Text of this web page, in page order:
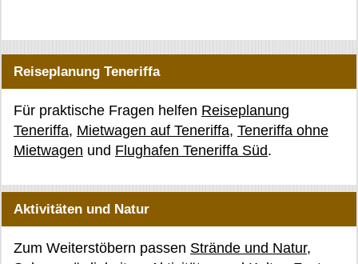
Reiseplanung Teneriffa
Für praktische Fragen helfen Reiseplanung
Teneriffa, Mietwagen auf Teneriffa, Teneriffa ohne
Mietwagen und Flughafen Teneriffa Süd.
Aktivitäten und Natur
Zum Weiterstöbern passen Strände und Natur,